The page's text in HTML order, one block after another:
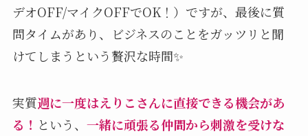
デオOFF/マイクOFFでOK！）ですが、最後に質
問タイムがあり、ビジネスのことをガッツリと聞
けてしまうという贅沢な時間✨
実質週に一度はえりこさんに直接できる機会があ
る！ という、 一緒に頑張る仲間から刺激を受けな